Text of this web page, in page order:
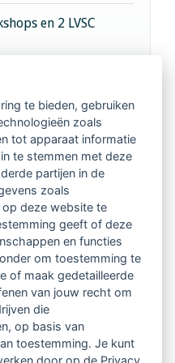
en 2 LVSC
vakgenoten
in 14
keurmerk)
te bieden, gebruiken
zoals
tot apparaat informatie
te stemmen met deze
partijen in de
zoals
deze website te
geeft of deze
en functies
om toestemming te
of maak gedetailleerde
van jouw recht om
die
op basis van
toestemming. Je kunt